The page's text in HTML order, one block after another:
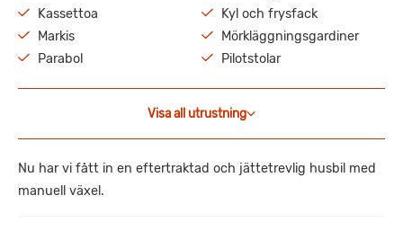
Kassettoa
Kyl och frysfack
Markis
Mörkläggningsgardiner
Parabol
Pilotstolar
Visa all utrustning
Nu har vi fått in en eftertraktad och jättetrevlig husbil med
manuell växel.